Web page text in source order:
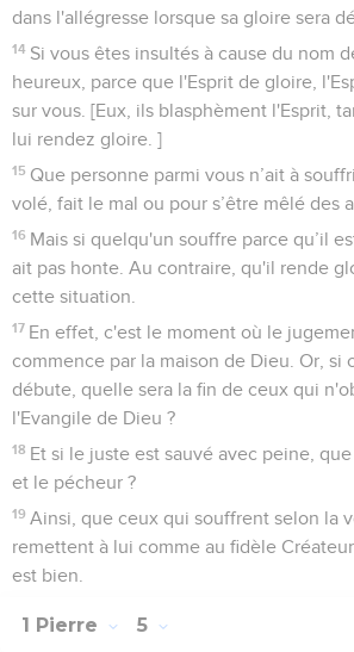
dans l'allégresse lorsque sa gloire sera
14 Si vous êtes insultés à cause du nom
heureux, parce que l'Esprit de gloire,
sur vous. [Eux, ils blasphèment l'Esprit,
lui rendez gloire. ]
15 Que personne parmi vous n’ait à
volé, fait le mal ou pour s’être mêlé des
16 Mais si quelqu'un souffre parce qu’il
ait pas honte. Au contraire, qu'il rende
cette situation.
17 En effet, c'est le moment où le
commence par la maison de Dieu. Or, si
débute, quelle sera la fin de ceux qui
l'Evangile de Dieu ?
18 Et si le juste est sauvé avec peine,
et le pécheur ?
19 Ainsi, que ceux qui souffrent selon la
remettent à lui comme au fidèle
est bien.
1 Pierre 5